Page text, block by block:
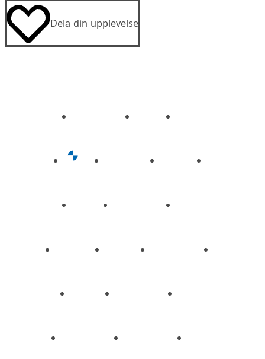
Dela din upplevelse